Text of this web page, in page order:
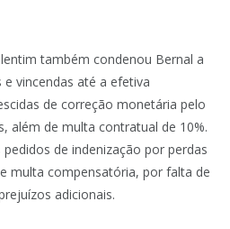
também condenou Bernal a
e vincendas até a efetiva
de correção monetária pelo
além de multa contratual de 10%.
de indenização por perdas
multa compensatória, por falta de
adicionais.